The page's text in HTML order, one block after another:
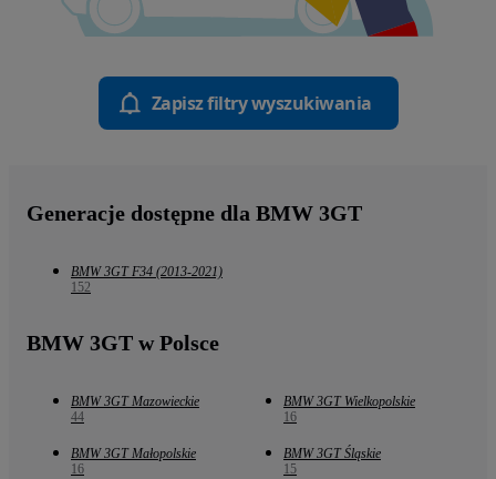
Zapisz filtry wyszukiwania
Generacje dostępne dla BMW 3GT
BMW 3GT F34 (2013-2021)
152
BMW 3GT w Polsce
BMW 3GT Mazowieckie
44
BMW 3GT Wielkopolskie
16
BMW 3GT Małopolskie
16
BMW 3GT Śląskie
15